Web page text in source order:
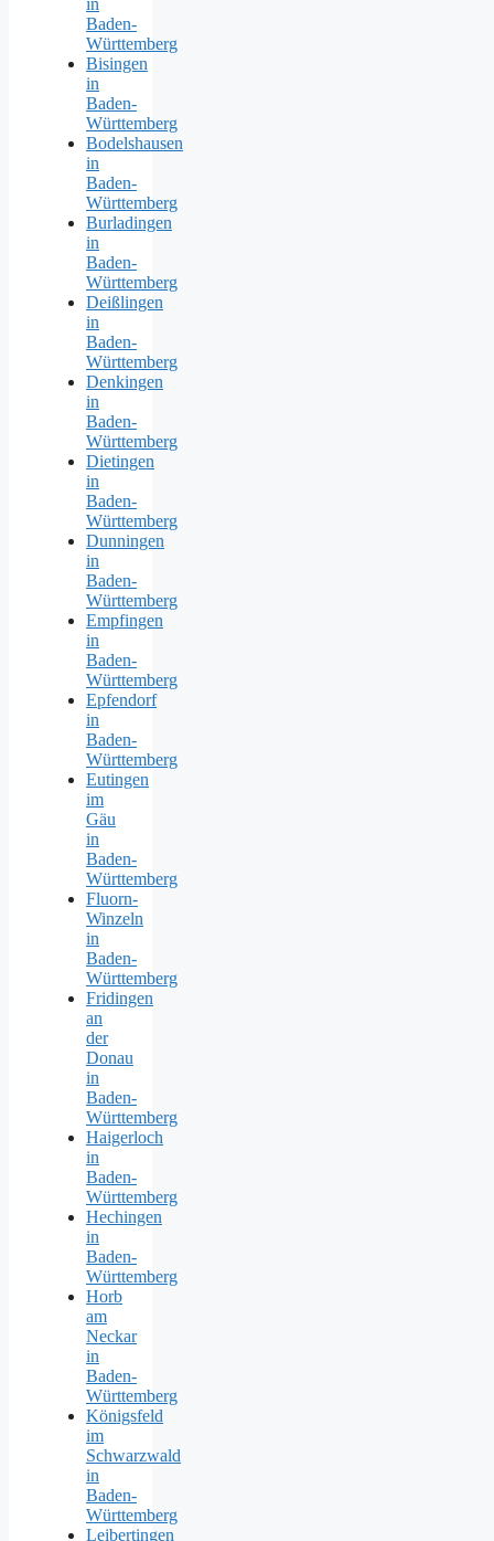
in
Baden-
Württemberg
Bisingen
in
Baden-
Württemberg
Bodelshausen
in
Baden-
Württemberg
Burladingen
in
Baden-
Württemberg
Deißlingen
in
Baden-
Württemberg
Denkingen
in
Baden-
Württemberg
Dietingen
in
Baden-
Württemberg
Dunningen
in
Baden-
Württemberg
Empfingen
in
Baden-
Württemberg
Epfendorf
in
Baden-
Württemberg
Eutingen
im
Gäu
in
Baden-
Württemberg
Fluorn-
Winzeln
in
Baden-
Württemberg
Fridingen
an
der
Donau
in
Baden-
Württemberg
Haigerloch
in
Baden-
Württemberg
Hechingen
in
Baden-
Württemberg
Horb
am
Neckar
in
Baden-
Württemberg
Königsfeld
im
Schwarzwald
in
Baden-
Württemberg
Leibertingen